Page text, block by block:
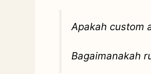
Apakah custom
Bagaimanakah